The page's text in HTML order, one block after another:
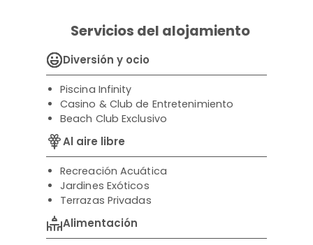
Servicios del alojamiento
Diversión y ocio
Piscina Infinity
Casino & Club de Entretenimiento
Beach Club Exclusivo
Al aire libre
Recreación Acuática
Jardines Exóticos
Terrazas Privadas
Alimentación